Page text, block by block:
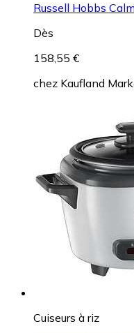
Russell Hobbs
Dès
158,55 €
chez Kaufland
Cuiseurs à riz